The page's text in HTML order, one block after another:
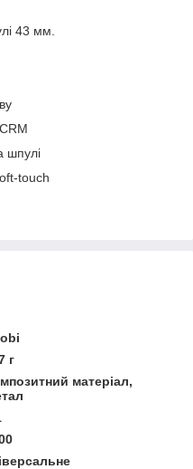
43 мм.
шпулі
touch
г
матеріал,